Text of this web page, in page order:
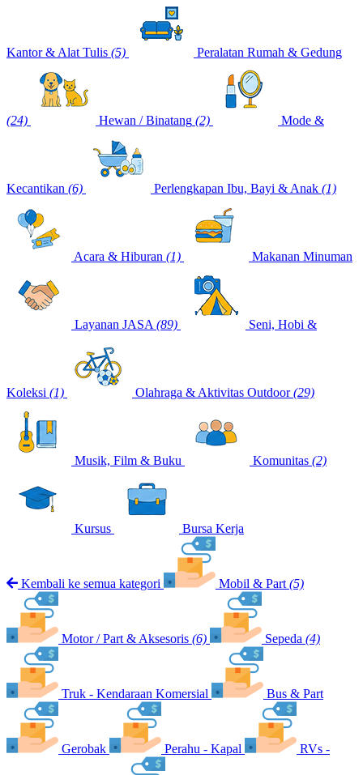
Kantor & Alat Tulis (5) Peralatan Rumah & Gedung
(24) Hewan / Binatang (2) Mode &
Kecantikan (6) Perlengkapan Ibu, Bayi & Anak (1)
Acara & Hiburan (1) Makanan Minuman
Layanan JASA (89) Seni, Hobi &
Koleksi (1) Olahraga & Aktivitas Outdoor (29)
Musik, Film & Buku Komunitas (2)
Kursus Bursa Kerja
Kembali ke semua kategori Mobil & Part (5)
Motor / Part & Aksesoris (6) Sepeda (4)
Truk - Kendaraan Komersial Bus & Part
Gerobak Perahu - Kapal RVs -